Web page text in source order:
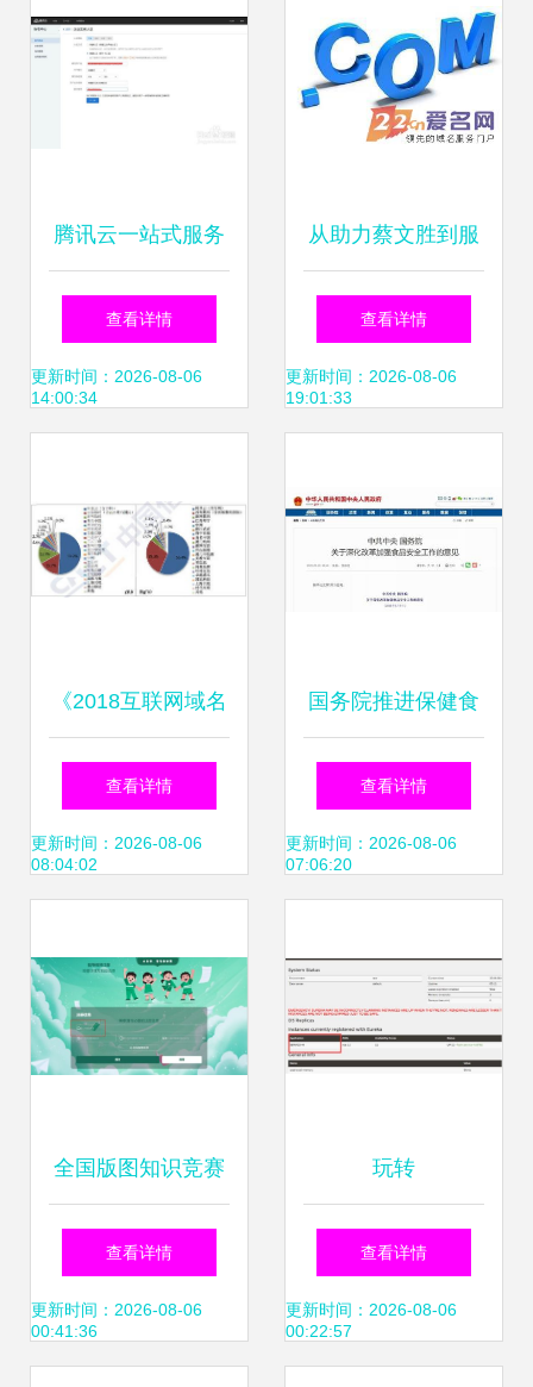
腾讯云一站式服务
指南 从注册到开通
短信与域名注册服
查看详情
更新时间：2026-08-06
14:00:34
从助力蔡文胜到服
务众创 中国域名注
册服务的演进之路
查看详情
更新时间：2026-08-06
19:01:33
《2018互联网域名
产业报告》解读 阿
里云、西部数码跻
册服务机构
查看详情
更新时间：2026-08-06
08:04:02
国务院推进保健食
品注册与备案双轨
运行，优化互联网
力行业规范与数字
经济健康发展
查看详情
更新时间：2026-08-06
07:06:20
全国版图知识竞赛
中小学组参赛指南
报名注册进入倒计
查看详情
更新时间：2026-08-06
00:41:36
玩转
SpringCloud（一）
服务的注册与发现
查看详情
更新时间：2026-08-06
00:22:57